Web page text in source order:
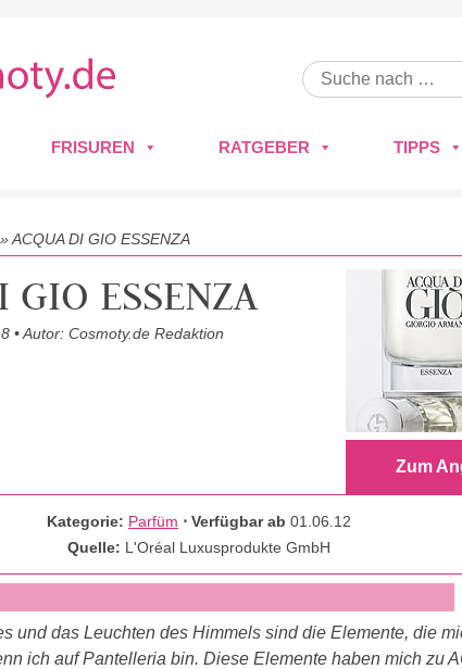
FRISUREN RATGEBER TIPPS
»ACQUA DI GIO ESSENZA
Zum
GIO ESSENZA
• Autor: Cosmoty.de Redaktion
Kategorie: Parfüm ⋅ Verfügbar ab01.06.12
Quelle: L'Oréal Luxusprodukte GmbH
und das Leuchten des Himmels sind die Elemente, die
ich auf Pantelleria bin. Diese Elemente haben mich zu